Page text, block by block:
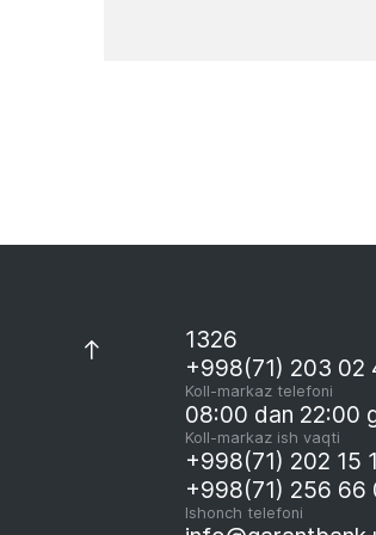
1326
+998(71) 203 02
Koll-markaz telefoni
08:00 dan 22:00
Koll-markaz ish vaqti
+998(71) 202 15
+998(71) 256 66
Ishonch telefoni